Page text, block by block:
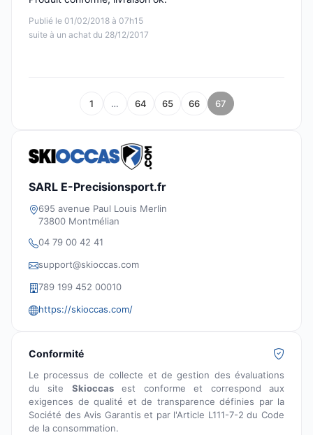
Publié le 01/02/2018 à 07h15
suite à un achat du 28/12/2017
1 … 64 65 66 67
SARL E-Precisionsport.fr
695 avenue Paul Louis Merlin
73800 Montmélian
04 79 00 42 41
support@skioccas.com
789 199 452 00010
https://skioccas.com/
Conformité
Le processus de collecte et de gestion des évaluations
du site Skioccasest conforme et correspond aux
exigences de qualité et de transparence définies par la
Société des Avis Garantis et par l'Article L111-7-2 du Code
de la consommation.